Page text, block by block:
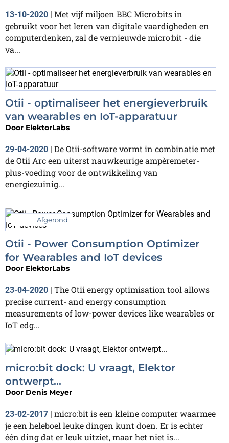
13-10-2020 | Met vijf miljoen BBC Micro:bits in
gebruikt voor het leren van digitale vaardigheden en
computerdenken, zal de vernieuwde micro:bit - die
va...
Otii - optimaliseer het energieverbruik
van wearables en IoT-apparatuur
Door ElektorLabs
29-04-2020 | De Otii-software vormt in combinatie met
de Otii Arc een uiterst nauwkeurige ampèremeter-
plus-voeding voor de ontwikkeling van
energiezuinig...
Afgerond
Otii - Power Consumption Optimizer
for Wearables and IoT devices
Door ElektorLabs
23-04-2020 | The Otii energy optimisation tool allows
precise current- and energy consumption
measurements of low-power devices like wearables or
IoT edg...
micro:bit dock: U vraagt, Elektor
ontwerpt...
Door Denis Meyer
23-02-2017 | micro:bit is een kleine computer waarmee
je een heleboel leuke dingen kunt doen. Er is echter
één ding dat er leuk uitziet, maar het niet is...